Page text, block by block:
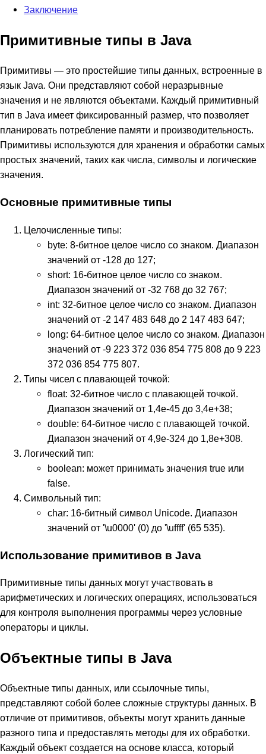
Заключение
Примитивные типы в Java
Примитивы — это простейшие типы данных, встроенные в
язык Java. Они представляют собой неразрывные
значения и не являются объектами. Каждый примитивный
тип в Java имеет фиксированный размер, что позволяет
планировать потребление памяти и производительность.
Примитивы используются для хранения и обработки самых
простых значений, таких как числа, символы и логические
значения.
Основные примитивные типы
Целочисленные типы:
byte: 8-битное целое число со знаком. Диапазон
значений от -128 до 127;
short: 16-битное целое число со знаком.
Диапазон значений от -32 768 до 32 767;
int: 32-битное целое число со знаком. Диапазон
значений от -2 147 483 648 до 2 147 483 647;
long: 64-битное целое число со знаком. Диапазон
значений от -9 223 372 036 854 775 808 до 9 223
372 036 854 775 807.
Типы чисел с плавающей точкой:
float: 32-битное число с плавающей точкой.
Диапазон значений от 1,4e-45 до 3,4e+38;
double: 64-битное число с плавающей точкой.
Диапазон значений от 4,9e-324 до 1,8e+308.
Логический тип:
boolean: может принимать значения true или
false.
Символьный тип:
char: 16-битный символ Unicode. Диапазон
значений от '\u0000' (0) до '\uffff' (65 535).
Использование примитивов в Java
Примитивные типы данных могут участвовать в
арифметических и логических операциях, использоваться
для контроля выполнения программы через условные
операторы и циклы.
Объектные типы в Java
Объектные типы данных, или ссылочные типы,
представляют собой более сложные структуры данных. В
отличие от примитивов, объекты могут хранить данные
разного типа и предоставлять методы для их обработки.
Каждый объект создается на основе класса, который